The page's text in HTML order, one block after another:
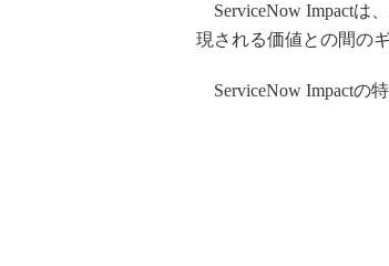
ServiceNow Impactは
現される価値との間の
ServiceNow Impactの